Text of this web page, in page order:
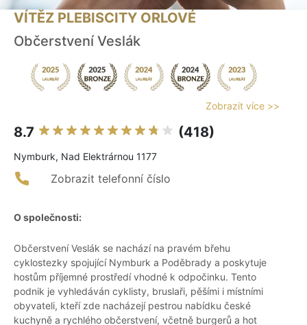
VÍTĚZ PLEBISCITY ORLOVÉ
Občerstvení Veslák
Zobrazit více >>
8.7 (418)
Nymburk, Nad Elektrárnou 1177
Zobrazit telefonní číslo
O společnosti:
Občerstvení Veslák se nachází na pravém břehu
cyklostezky spojující Nymburk a Poděbrady a poskytuje
hostům příjemné prostředí vhodné k odpočinku. Tento
podnik je vyhledáván cyklisty, bruslaři, pěšími i místními
obyvateli, kteří zde nacházejí pestrou nabídku české
kuchyně a rychlého občerstvení, včetně burgerů a hot